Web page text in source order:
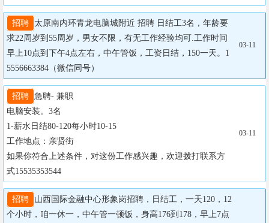
招聘
太原南内环青龙电脑城附近 招聘 日结工3名，年龄要
求22周岁到55周岁，男女不限，有无工作经验均可.工作时间
早上10点到下午4点左右，中午管饭，工资日结，150一天。1
5556663384（微信同号）
03-11
招聘 急聘- 兼职
电脑安装。3名
1-薪水日结80-120每小时10-15
工作地点：亲贤街
如果你符合上述条件，对这份工作感兴趣，欢迎拨打联系方
式15535353544
03-11
招聘
山西国际金融中心形象岗招聘，日结工，一天120，12
个小时，咱一休一，中午管一顿饭，身高176到178，早上7点